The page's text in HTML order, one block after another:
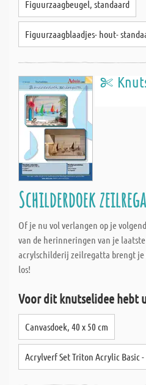
Figuurzaagbeugel, standaard
Figuurzaagblaadjes- hout-
Schilderdoek
Of je nu vol verlangen op je
van de herinneringen van je
acrylschilderij zeilregatta brengt je
los!
Voor dit knutselidee hebt
Canvasdoek, 40 x 50 cm
Acrylverf Set Triton Acrylic Basic -